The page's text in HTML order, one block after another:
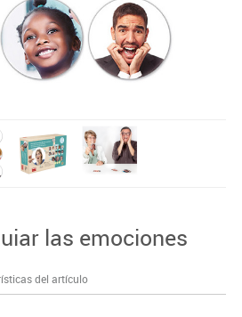
las emociones
del artículo